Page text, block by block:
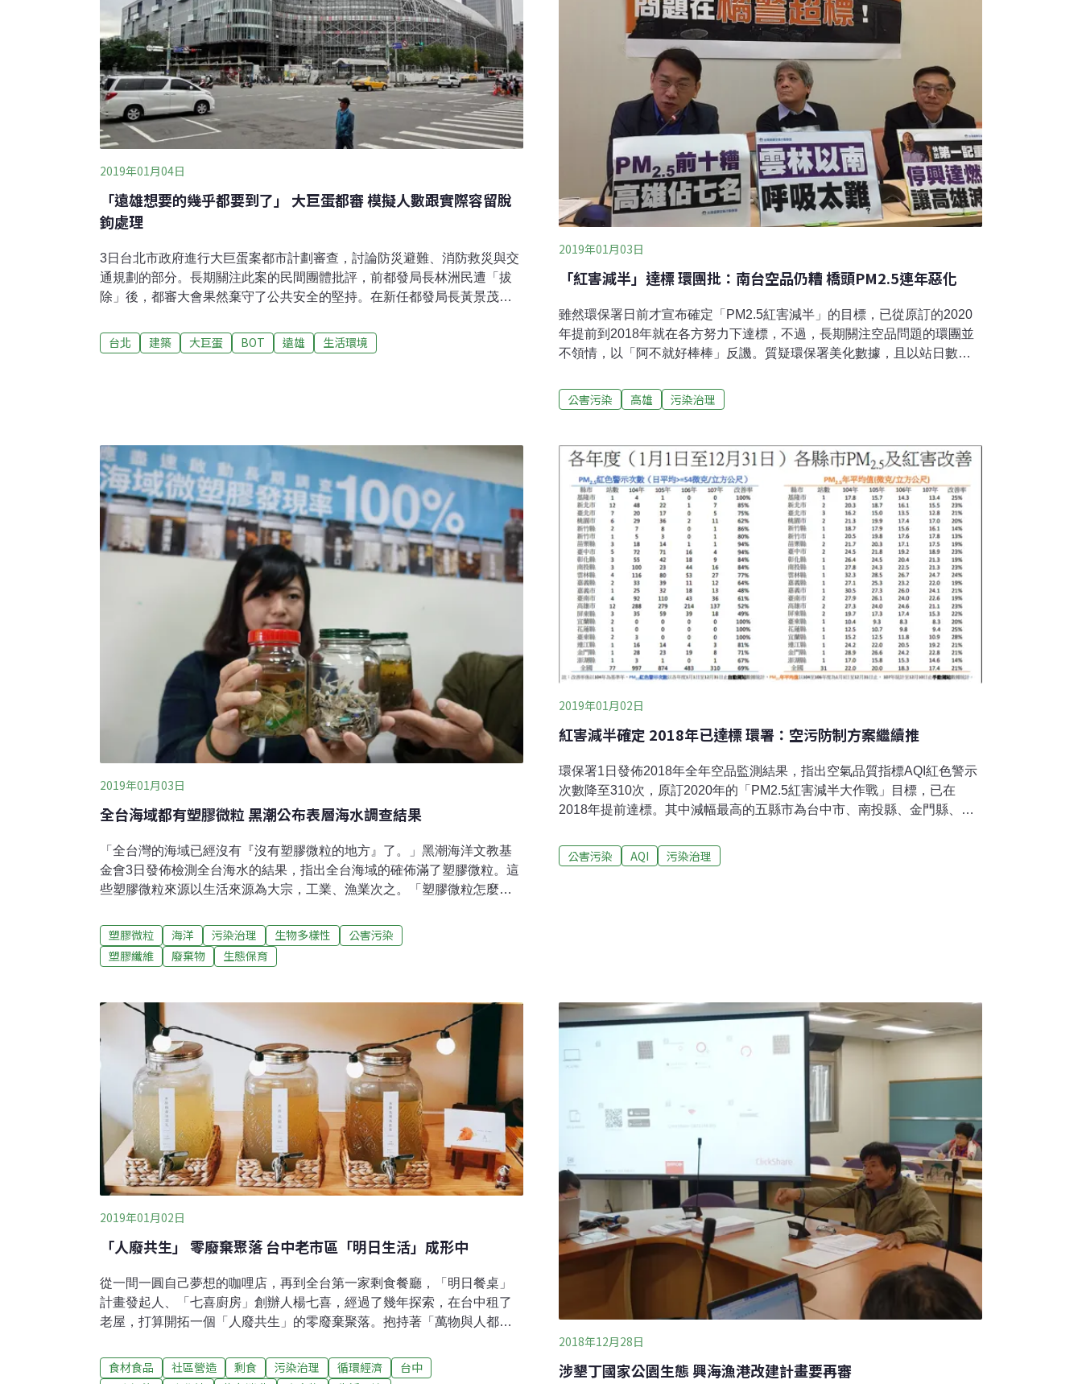
盟與立委徐永明出面，
2019年01月04日
「遠雄想要的幾乎都要到了」 大巨蛋都審 模擬人數跟實際容留脫
鉤處理
3日台北市政府進行大巨蛋案都市計劃審查，討論防災避難、消防救災與交
通規劃的部分。長期關注此案的民間團體批評，前都發局長林洲民遭「拔
除」後，都審大會果然棄守了公共安全的堅持。在新任都發局長黃景茂主
論後，遠雄將進行防災疏散模擬，在下次都審會討論模擬結果。對北市府
來說，大巨蛋有了新進展，當都審完成、建管處完成建造執照第3次變更的
安全爭議。松菸公園催生聯盟召集人游藝指出，去年底台北市長柯文哲順
利連任後，已做出「大巨蛋不拆就是要蓋」的表態，隨後都發局長林洲民
在臉書上公開痛批市府出現了「把
台北 建築 大巨蛋 BOT 遠雄 生活環境
2019年01月03日
「紅害減半」達標 環團批：南台空品仍糟 橋頭PM2.5連年惡化
雖然環保署日前才宣布確定「PM2.5紅害減半」的目標，已從原訂的2020
年提前到2018年就在各方努力下達標，不過，長期關注空品問題的環團並
不領情，以「阿不就好棒棒」反譏。質疑環保署美化數據，且以站日數來
實質改善平日空品。尤其橋頭、楠梓、麥寮、恆春、關山這五站的PM2.5年
均值已連續二年不降反升，最嚴重的高雄橋頭站，PM2.5年均值上升到32.3
高達42%，空污治理難道沒有出問題？他們認為中南部空污還是惡化中，
呼籲別再展延高雄「興達電廠」生煤使用許可證。台灣健康空氣行動聯盟
（台空盟）與立委陳宜民、徐永明，3日舉行記者會抨擊政府這兩年對中南
部的空污治理力道仍是不足，因此改善成效有限；北北基和雲林以南的
PM2.5年均值差距再度加大，「一
公害污染 高雄 污染治理
2019年01月03日
全台海域都有塑膠微粒 黑潮公布表層海水調查結果
「全台灣的海域已經沒有『沒有塑膠微粒的地方』了。」黑潮海洋文教基
金會3日發佈檢測全台海水的結果，指出全台海域的確佈滿了塑膠微粒。這
些塑膠微粒來源以生活來源為大宗，工業、漁業次之。「塑膠微粒怎麼從
卉君提醒，目前人類對塑膠微粒的來源、成因、影響都還需要再調查，這
件事情不可能單由民間團體來做，政府應效法鄰國日本，馬上啟動長期的
調查。台南社大講師晁瑞光也認為，政府應依據調查結果，對漁具、一次
沿海與澎湖、小琉球、蘭嶼三離島，調查海漂垃圾、收集海水樣本。他們
挑選了51個檢測點進行海水表面塑膠微粒的打撈與蒐集，並花了半年多的
時間進行分析。檢測數據結果顯示，51個檢測點都有發現塑膠微粒，每立
方公尺的海水中，有從0.016個到64.12個不等的塑膠微粒，「全台灣的海
域已經沒有
塑膠微粒 海洋 污染治理 生物多樣性
公害污染
塑膠纖維
廢棄物 生態保育
2019年01月02日
紅害減半確定 2018年已達標 環署：空污防制方案繼續推
環保署1日發佈2018年全年空品監測結果，指出空氣品質指標AQI紅色警示
次數降至310次，原訂2020年的「PM2.5紅害減半大作戰」目標，已在
2018年提前達標。其中減幅最高的五縣市為台中市、南投縣、金門縣、屏
氣污染防制行動方案」，各種汽機車的電動化期程也尚未更動，維持2030
年公務車與公車電動化、2035年禁售燃油機車、2040年禁售燃油汽車。環
公害污染 AQI 污染治理
2019年01月02日
「人廢共生」 零廢棄聚落 台中老市區「明日生活」成形中
從一間一圓自己夢想的咖哩店，再到全台第一家剩食餐廳，「明日餐桌」
計畫發起人、「七喜廚房」創辦人楊七喜，經過了幾年探索，在台中租了
老屋，打算開拓一個「人廢共生」的零廢棄聚落。抱持著「萬物與人都沒
以合作社的型態，結合減廢、創意、公益。不但要在台中當地實踐零廢
棄，更要以醜蔬果製作營養滿點的待用條理包，讓全台各地有需要的人都
食材食品 社區營造 剩食 污染治理 循環經濟
台中
2018年12月28日
涉墾丁國家公園生態 興海漁港改建計畫要再審